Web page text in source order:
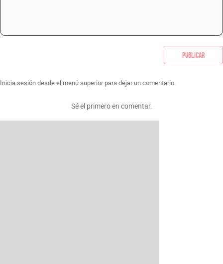
Publicar
Inicia sesión desde el menú superior para dejar un comentario.
Sé el primero en comentar.